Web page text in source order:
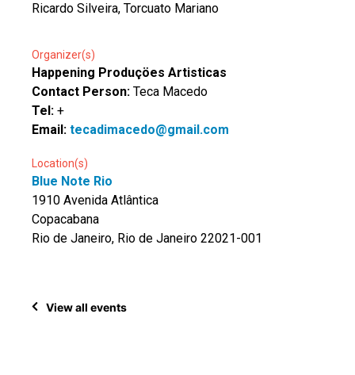
Ricardo Silveira, Torcuato Mariano
Organizer(s)
Happening Produçöes Artisticas
Contact Person: Teca Macedo
Tel: +
Email: tecadimacedo@gmail.com
Location(s)
Blue Note Rio
1910 Avenida Atlântica
Copacabana
Rio de Janeiro, Rio de Janeiro 22021-001
View all events